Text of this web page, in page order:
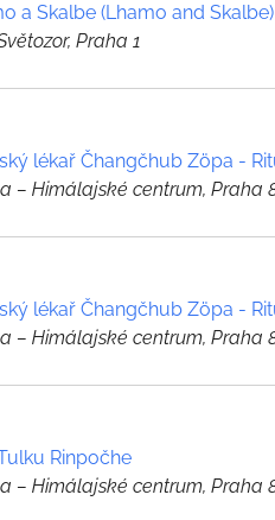
a Skalbe (Lhamo and Skalbe)
Praha 1
lékař Čhangčhub Zöpa -
– Himálajské centrum, Praha
lékař Čhangčhub Zöpa -
– Himálajské centrum, Praha
Rinpočhe
– Himálajské centrum, Praha